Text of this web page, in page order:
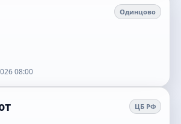
Одинцово
08:00
ЦБ РФ